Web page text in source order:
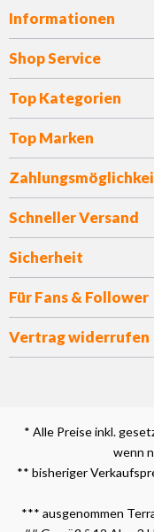
Informationen
Shop Service
Top Kategorien
Top Marken
Schneller Versand
Sicherheit
Für Fans & Follower
Vertrag widerrufen
* Alle Preise inkl.
wenn
** bisheriger
*** ausgenommen